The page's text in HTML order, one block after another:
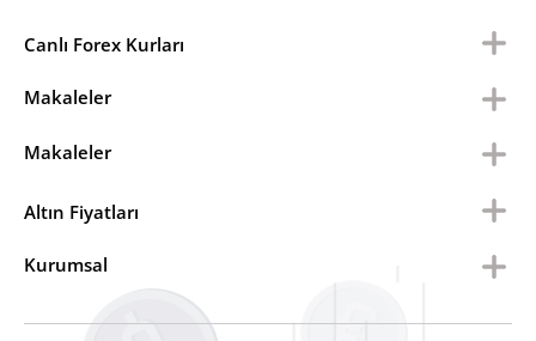
Canlı Forex Kurları
Makaleler
Makaleler
Altın Fiyatları
Kurumsal